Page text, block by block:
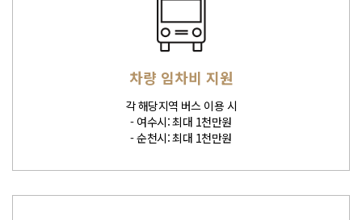
차량 임차비 지원
각 해당지역 버스 이용 시
- 여수시: 최대 1천만원
- 순천시: 최대 1천만원